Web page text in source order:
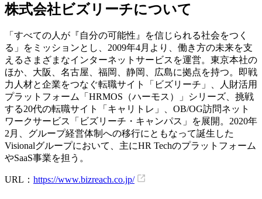
株式会社ビズリーチについて
「すべての人が『自分の可能性』を信じられる社会をつく
る」をミッションとし、2009年4月より、働き方の未来を支
えるさまざまなインターネットサービスを運営。東京本社の
ほか、大阪、名古屋、福岡、静岡、広島に拠点を持つ。即戦
力人材と企業をつなぐ転職サイト「ビズリーチ」、人財活用
プラットフォーム「HRMOS（ハーモス）」シリーズ、挑戦
する20代の転職サイト「キャリトレ」、OB/OG訪問ネット
ワークサービス「ビズリーチ・キャンパス」を展開。2020年
2月、グループ経営体制への移行にともなって誕生した
Visionalグループにおいて、主にHR Techのプラットフォーム
やSaaS事業を担う。
URL： https://www.bizreach.co.jp/